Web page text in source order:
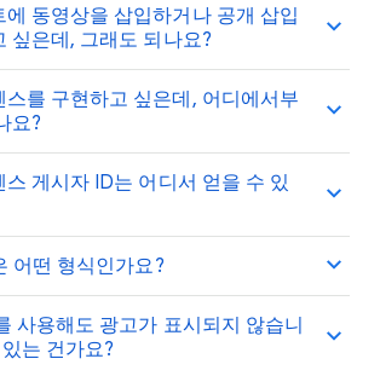
동영상을 삽입하거나 공개 삽입
싶은데, 그래도 되나요?
를 구현하고 싶은데, 어디에서부
요?
게시자 ID는 어디서 얻을 수 있
어떤 형식인가요?
사용해도 광고가 표시되지 않습니
는 건가요?